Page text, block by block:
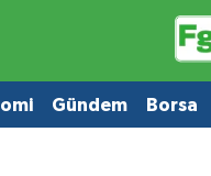
Gündem Borsa